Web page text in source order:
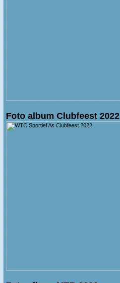
Foto album Clubfeest 2022